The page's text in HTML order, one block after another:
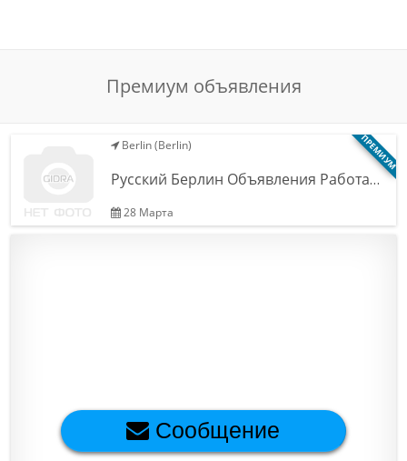
Новости и статьи
Премиум объявления
ПРЕМИУМ
Berlin (Berlin)
Русский Берлин Объявления Работа…
28 Марта
Сообщение